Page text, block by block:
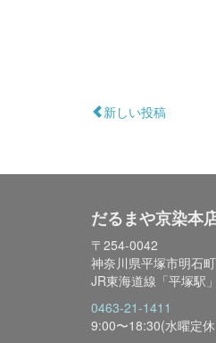
新しい投稿
だるまや京染本
〒254-0042
神奈川県平塚市明石
JR東海道線「平塚駅
0463-21-1411
9:00〜18:30(水曜定